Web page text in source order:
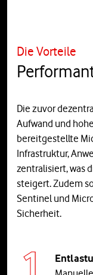
Die Vorteile
Die zuvor
Aufwand und
bereitgestellte
Infrastruktur,
zentralisiert, was
steigert. Zudem
Sentinel und
Sicherheit.